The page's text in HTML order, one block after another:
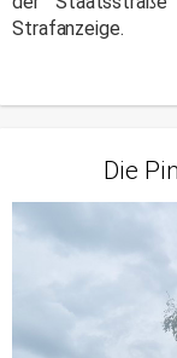
Strafanzeige.
Die